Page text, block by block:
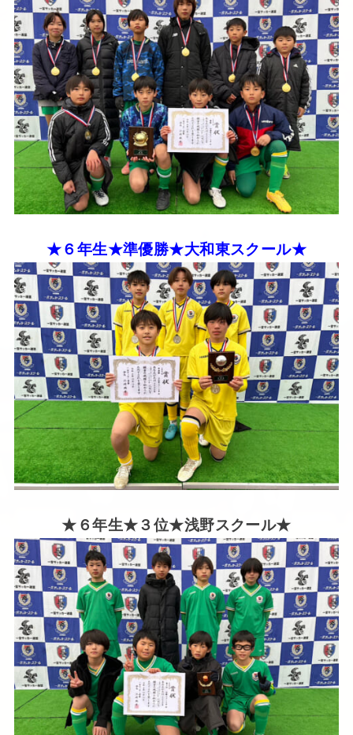
★６年生★準優勝★大和東スクール★
★６年生★３位★浅野スクール★